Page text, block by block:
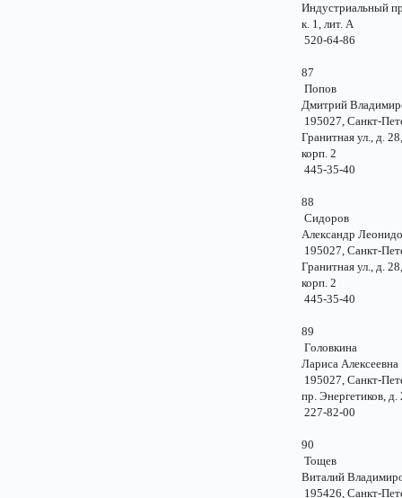
Индустриальный
к. 1, лит. А
520-64-86
87
Попов
Дмитрий
195027, Санкт-
Гранитная ул., д.
корп. 2
445-35-40
88
Сидоров
Александр
195027, Санкт-
Гранитная ул., д.
корп. 2
445-35-40
89
Головкина
Лариса
195027, Санкт-
пр. Энергетиков,
227-82-00
90
Тощев
Виталий
195426, Санкт-